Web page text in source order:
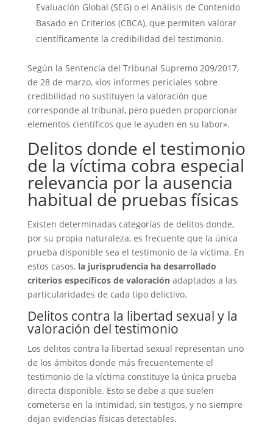
Evaluación Global (SEG) o el Análisis de Contenido
Basado en Criterios (CBCA), que permiten valorar
científicamente la credibilidad del testimonio.
Según la Sentencia del Tribunal Supremo 209/2017,
de 28 de marzo, «los informes periciales sobre
credibilidad no sustituyen la valoración que
corresponde al tribunal, pero pueden proporcionar
elementos científicos que le ayuden en su labor».
Delitos donde el testimonio
de la víctima cobra especial
relevancia por la ausencia
habitual de pruebas físicas
Existen determinadas categorías de delitos donde,
por su propia naturaleza, es frecuente que la única
prueba disponible sea el testimonio de la víctima. En
estos casos, la jurisprudencia ha desarrollado
criterios específicos de valoraciónadaptados a las
particularidades de cada tipo delictivo.
Delitos contra la libertad sexual y la
valoración del testimonio
Los delitos contra la libertad sexual representan uno
de los ámbitos donde más frecuentemente el
testimonio de la víctima constituye la única prueba
directa disponible. Esto se debe a que suelen
cometerse en la intimidad, sin testigos, y no siempre
dejan evidencias físicas detectables.